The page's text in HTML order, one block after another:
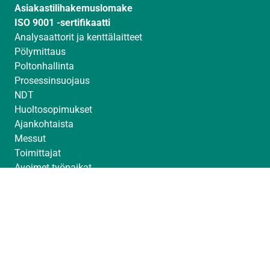
Asiakastilihakemuslomake
ISO 9001 -sertifikaatti
Analysaattorit ja kenttälaitteet
Pölymittaus
Poltonhallinta
Prosessinsuojaus
NDT
Huoltosopimukset
Ajankohtaista
Messut
Toimittajat
Avoimet työpaikat